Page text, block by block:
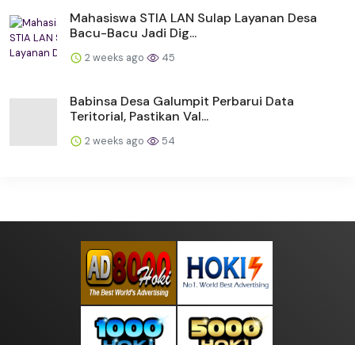
Mahasiswa STIA LAN Sulap Layanan Desa
Bacu-Bacu Jadi Dig...
2 weeks ago 45
Babinsa Desa Galumpit Perbarui Data
Teritorial, Pastikan Val...
2 weeks ago 54